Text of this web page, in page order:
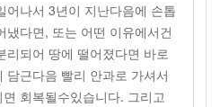
어나서 3년이 지난다음에 손톱
냈다면, 또는 어떤 이유에서건
리되어 땅에 떨어졌다면 바로
담근다음 빨리 안과로 가셔서
회복될수있습니다. 그리고